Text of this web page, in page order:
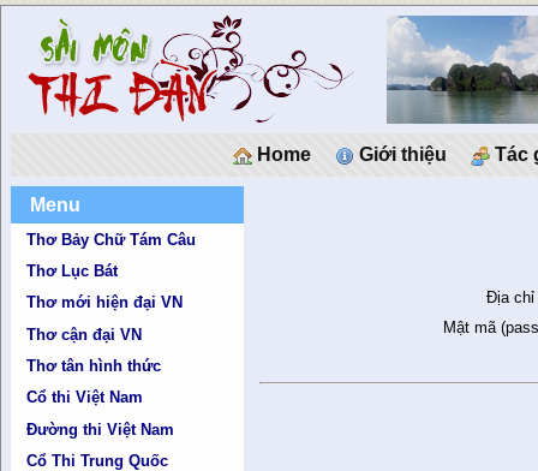
Home Giới thiệu Tác
Menu
Thơ Bảy Chữ Tám Câu
Thơ Lục Bát
Thơ mới hiện đại VN
Thơ cận đại VN
Thơ tân hình thức
Cổ thi Việt Nam
Đường thi Việt Nam
Cổ Thi Trung Quốc
Địa chỉ
Mật mã